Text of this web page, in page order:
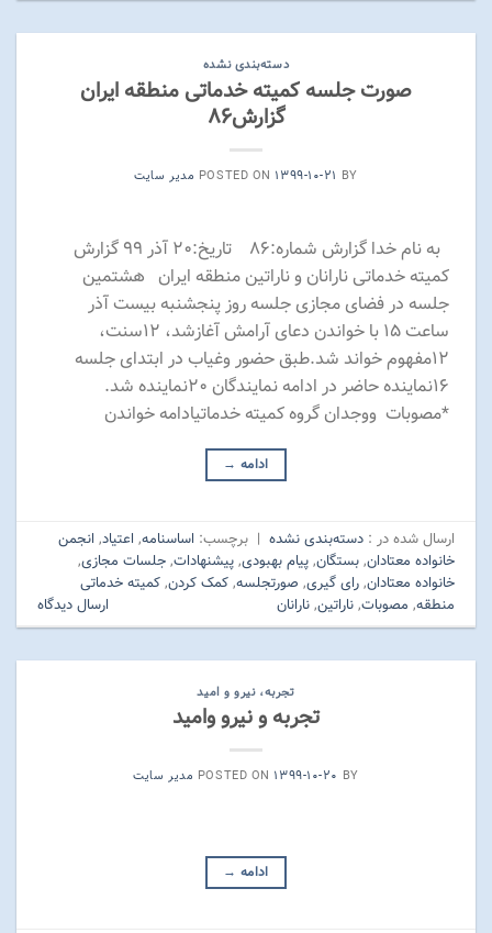
دسته‌بندی نشده
صورت جلسه کمیته خدماتی منطقه ایران
گزارش۸۶
POSTED ON ۱۳۹۹-۱۰-۲۱ BY مدیر سایت
به نام خدا گزارش شماره:۸۶ تاریخ:۲۰ آذر ۹۹ گزارش
کمیته خدماتی نارانان و ناراتین منطقه ایران هشتمین
جلسه در فضای مجازی جلسه روز پنج­شنبه بیست آذر
ساعت ۱۵ با خواندن دعای آرامش آغازشد، ۱۲سنت،
۱۲مفهوم خواند شد.طبق حضور وغیاب در ابتدای جلسه
۱۶نماینده حاضر در ادامه نمایندگان ۲۰نماینده شد.
*مصوبات ووجدان گروه کمیته خدماتیادامه خواندن
ادامه →
ارسال شده در :دسته‌بندی نشده | برچسب: اساسنامه, اعتیاد, انجمن
خانواده معتادان,بستگان,پیام بهبودی,پیشنهادات,جلسات مجازی,
خانواده معتادان,رای گیری, صورتجلسه,کمک کردن,کمیته خدماتی
منطقه, مصوبات,ناراتین,نارانان ارسال دیدگاه
تجربه، نیرو و امید
تجربه و نیرو وامید
POSTED ON ۱۳۹۹-۱۰-۲۰ BY مدیر سایت
ادامه →